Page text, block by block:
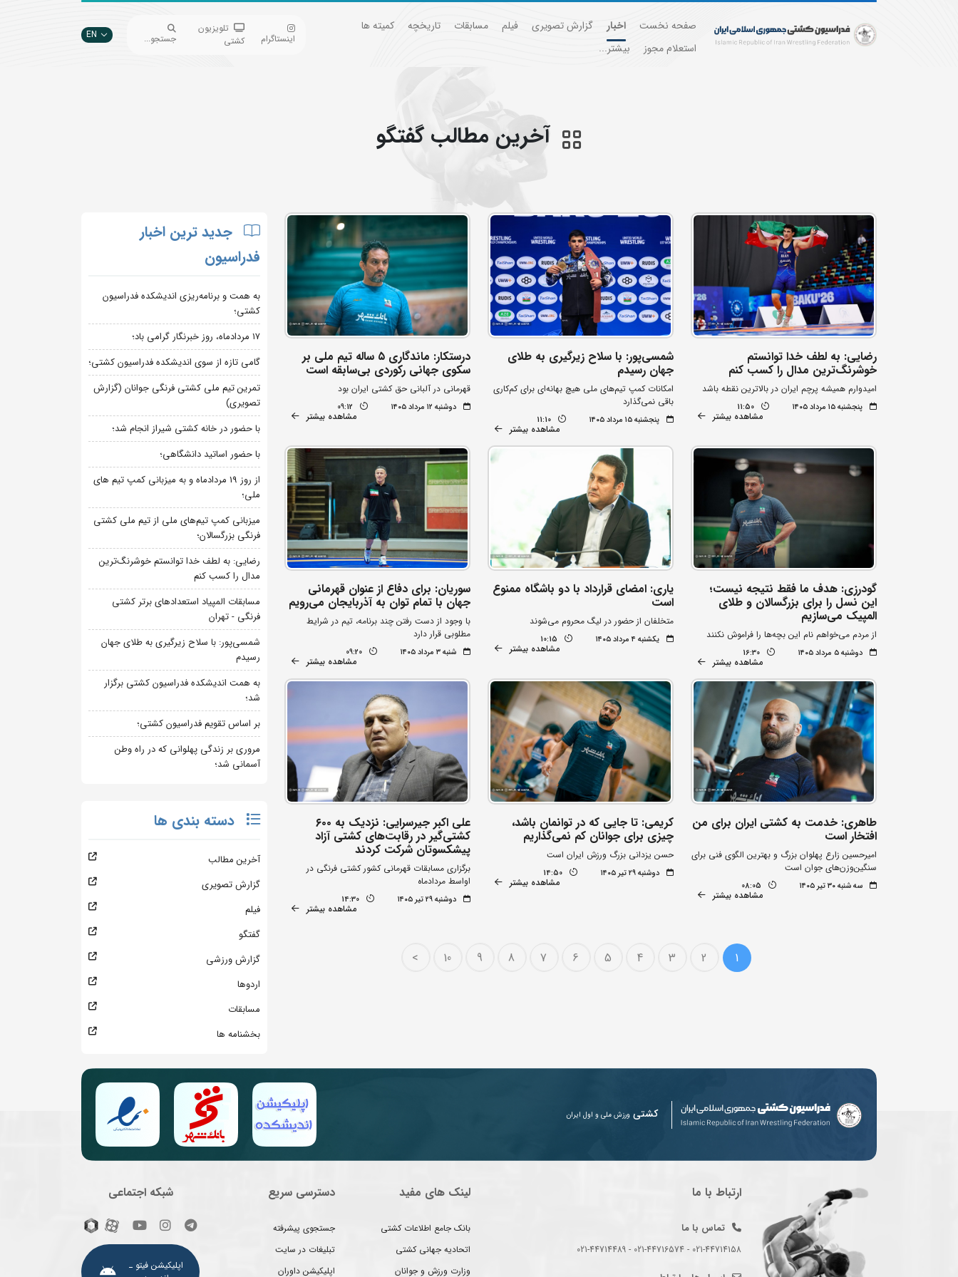
صفحه نخست اخبار گزارش تصویری فیلم مسابقات تاریخچه
کمیته ها
استعلام مجوز
بیشتر...
اینستاگرام
تلویزیون
کشتی
جستجو... EN
آخرین مطالب گفتگو
رضایی: به لطف خدا توانستم
خوشرنگ‌ترین مدال را کسب کنم
امیدوارم همیشه پرچم ایران در بالاترین نقطه باشد
پنجشنبه ۱۵ مرداد ۱۴۰۵ 11:50
مشاهده بیشتر
شمسی‌پور: با سلاح زیرگیری به طلای
جهان رسیدم
امکانات کمپ تیم‌های ملی هیچ بهانه‌ای برای کم‌کاری
باقی نمی‌گذارد
پنجشنبه ۱۵ مرداد ۱۴۰۵ 11:10
مشاهده بیشتر
درستکار: ماندگاری ۵ ساله تیم ملی بر
سکوی جهانی رکوردی بی‌سابقه است
قهرمانی در آلبانی حق کشتی ایران بود
دوشنبه ۱۲ مرداد ۱۴۰۵ 09:12
مشاهده بیشتر
گودرزی: هدف ما فقط نتیجه نیست؛
این نسل را برای بزرگسالان و طلای
المپیک می‌سازیم
از مردم می‌خواهم نام این بچه‌ها را فراموش نکنند
دوشنبه ۵ مرداد ۱۴۰۵ 16:30
مشاهده بیشتر
یاری: امضای قرارداد با دو باشگاه ممنوع
است
متخلفان از حضور در لیگ محروم می‌شوند
یکشنبه ۴ مرداد ۱۴۰۵ 10:15
مشاهده بیشتر
سوریان: برای دفاع از عنوان قهرمانی
جهان با تمام توان به آذربایجان می‌رویم
با وجود از دست رفتن چند برنامه، تیم در شرایط
مطلوبی قرار دارد
شنبه ۳ مرداد ۱۴۰۵ 09:20
مشاهده بیشتر
طاهری: خدمت به کشتی ایران برای من
افتخار است
امیرحسین زارع پهلوان بزرگ و بهترین الگوی فنی برای
سنگین‌وزن‌های جوان است
سه شنبه ۳۰ تیر ۱۴۰۵ 08:05
مشاهده بیشتر
کریمی: تا جایی که در توانمان باشد،
چیزی برای جوانان کم نمی‌گذاریم
حسن یزدانی بزرگ ورزش ایران است
دوشنبه ۲۹ تیر ۱۴۰۵ 14:50
مشاهده بیشتر
علی اکبر جیرسرایی: نزدیک به ۶۰۰
کشتی‌گیر در رقابت‌های کشتی آزاد
پیشکسوتان شرکت کردند
برگزاری مسابقات قهرمانی کشور کشتی فرنگی در
اواسط مردادماه
دوشنبه ۲۹ تیر ۱۴۰۵ 14:30
مشاهده بیشتر
1
2
3
4
5
6
7
8
9
10
>
جدید ترین اخبار
فدراسیون
به همت و برنامه‌ریزی اندیشکده فدراسیون
کشتی؛
۱۷ مردادماه، روز خبرنگار گرامی باد؛
گامی تازه از سوی اندیشکده فدراسیون کشتی؛
تمرین تیم ملی کشتی فرنگی جوانان (گزارش
تصویری)
با حضور در خانه کشتی شیراز انجام شد؛
با حضور اساتید دانشگاهی؛
از روز 19 مردادماه و به میزبانی کمپ تیم های
ملی؛
میزبانی کمپ تیم‌های ملی از تیم ملی کشتی
فرنگی بزرگسالان؛
رضایی: به لطف خدا توانستم خوشرنگ‌ترین
مدال را کسب کنم
مسابقات المپیاد استعدادهای برتر کشتی
فرنگی - تهران
شمسی‌پور: با سلاح زیرگیری به طلای جهان
رسیدم
به همت اندیشکده فدراسیون کشتی برگزار
شد؛
بر اساس تقویم فدراسیون کشتی؛
مروری بر زندگی پهلوانی که در راه وطن
آسمانی شد؛
دسته بندی ها
آخرین مطالب
گزارش تصویری
فیلم
گفتگو
گزارش ورزشی
اردوها
مسابقات
بخشنامه ها
کشتی ورزش ملی و اول ایران
ارتباط با ما
تماس با ما
021-44714158 - 021-44716574 - 021-44714489
لینک های مفید
بانک جامع اطلاعات کشتی
اتحادیه جهانی کشتی
وزارت ورزش و جوانان
دسترسی سریع
جستجوی پیشرفته
تبلیغات در سایت
اپلیکیشن داوران
شبکه اجتماعی
اپلیکیشن فیتو ـ